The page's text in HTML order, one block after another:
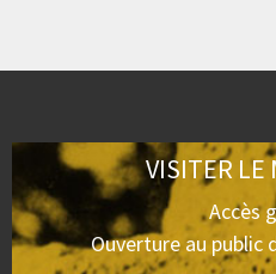
VISITER LE
Accès
Ouverture au public